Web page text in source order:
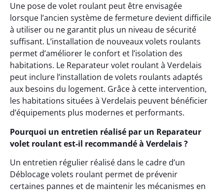
Une pose de volet roulant peut être envisagée
lorsque l’ancien système de fermeture devient difficile
à utiliser ou ne garantit plus un niveau de sécurité
suffisant. L’installation de nouveaux volets roulants
permet d’améliorer le confort et l’isolation des
habitations. Le Reparateur volet roulant à Verdelais
peut inclure l’installation de volets roulants adaptés
aux besoins du logement. Grâce à cette intervention,
les habitations situées à Verdelais peuvent bénéficier
d’équipements plus modernes et performants.
Pourquoi un entretien réalisé par un Reparateur
volet roulant est-il recommandé à Verdelais ?
Un entretien régulier réalisé dans le cadre d’un
Déblocage volets roulant permet de prévenir
certaines pannes et de maintenir les mécanismes en